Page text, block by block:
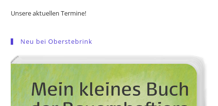
Unsere aktuellen Termine!
Neu bei Oberstebrink